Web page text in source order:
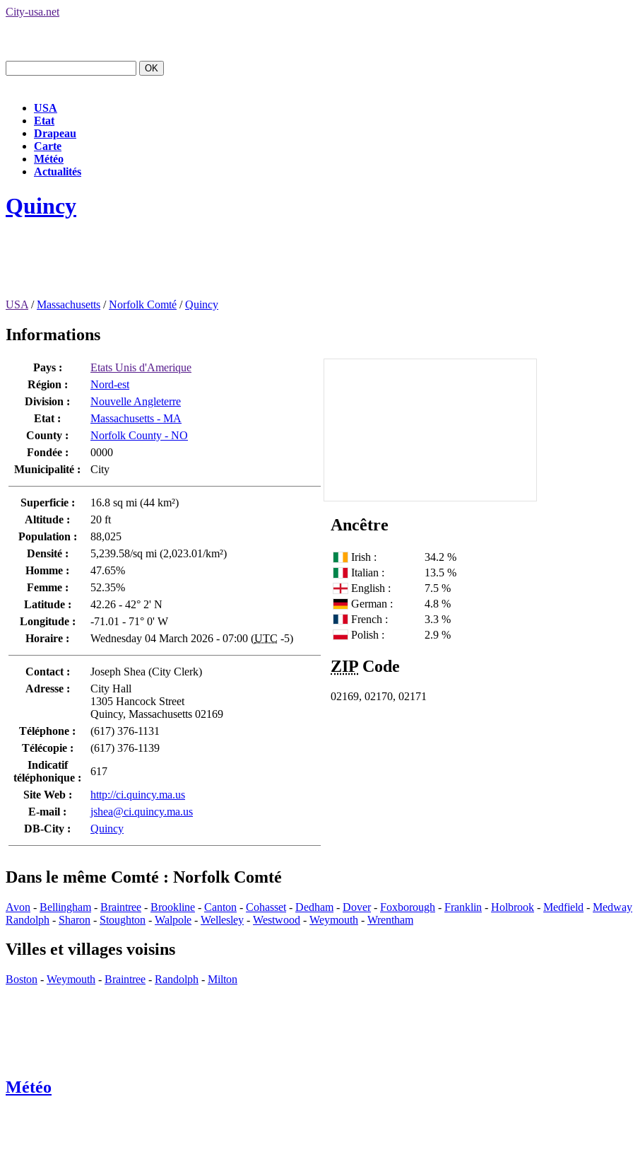
City-usa.net
USA
Etat
Drapeau
Carte
Météo
Actualités
Quincy
USA /Massachusetts /Norfolk Comté /Quincy
Informations
Pays :
Etats Unis d'Amerique
Région :
Nord-est
Division :
Nouvelle Angleterre
Etat :
Massachusetts - MA
County :
Norfolk County - NO
Fondée :
0000
Municipalité :
City
Superficie :
16.8 sq mi (44 km²)
Altitude :
20 ft
Population :
88,025
Densité :
5,239.58/sq mi (2,023.01/km²)
Homme :
47.65%
Femme :
52.35%
Latitude :
42.26 - 42° 2' N
Longitude :
-71.01 - 71° 0' W
Horaire :
Wednesday 04 March 2026 - 07:00 (UTC -5)
Contact :
Joseph Shea (City Clerk)
Adresse :
City Hall
1305 Hancock Street
Quincy, Massachusetts 02169
Téléphone :
(617) 376-1131
Télécopie :
(617) 376-1139
Indicatif
téléphonique :
617
Site Web :
http://ci.quincy.ma.us
E-mail :
jshea@ci.quincy.ma.us
DB-City :
Quincy
Ancêtre
Irish :
34.2 %
Italian :
13.5 %
English :
7.5 %
German :
4.8 %
French :
3.3 %
Polish :
2.9 %
ZIP Code
02169, 02170, 02171
Dans le même Comté : Norfolk Comté
Avon - Bellingham - Braintree - Brookline - Canton - Cohasset - Dedham - Dover- Foxborough - Franklin - Holbrook - Medfield - Medway
Randolph - Sharon - Stoughton - Walpole - Wellesley - Westwood - Weymouth - Wrentham
Villes et villages voisins
Boston - Weymouth - Braintree - Randolph - Milton
Météo